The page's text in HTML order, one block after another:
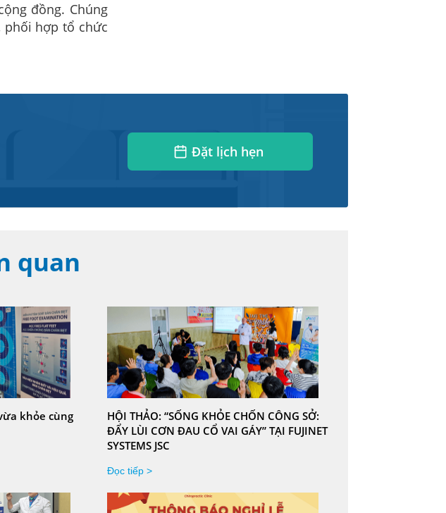
đồng. Chúng
phối hợp tổ chức
Đặt lịch hẹn
quan
khỏe cùng
HỘI THẢO: “SỐNG KHỎE CHỐN CÔNG SỞ:
ĐẨY LÙI CƠN ĐAU CỔ VAI GÁY” TẠI FUJINET
SYSTEMS JSC
Đọc tiếp >